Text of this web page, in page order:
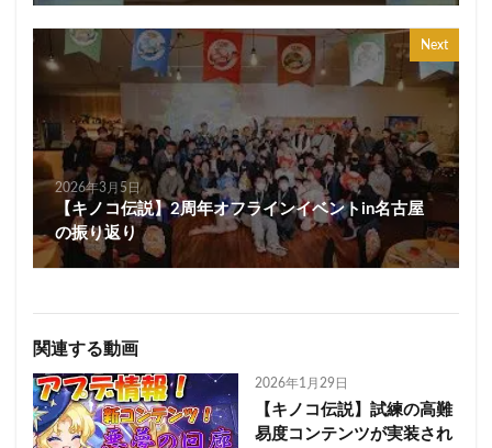
Next
2026年3月5日
【キノコ伝説】2周年オフラインイベントin名古屋
の振り返り
関連する動画
2026年1月29日
【キノコ伝説】試練の高難
易度コンテンツが実装され